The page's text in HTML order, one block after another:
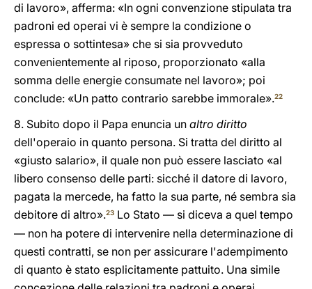
di lavoro», afferma: «In ogni convenzione stipulata tra
padroni ed operai vi è sempre la condizione o
espressa o sottintesa» che si sia provveduto
convenientemente al riposo, proporzionato «alla
somma delle energie consumate nel lavoro»; poi
conclude: «Un patto contrario sarebbe immorale».22
8. Subito dopo il Papa enuncia un altro diritto
dell'operaio in quanto persona. Si tratta del diritto al
«giusto salario», il quale non può essere lasciato «al
libero consenso delle parti: sicché il datore di lavoro,
pagata la mercede, ha fatto la sua parte, né sembra sia
debitore di altro».23 Lo Stato — si diceva a quel tempo
— non ha potere di intervenire nella determinazione di
questi contratti, se non per assicurare l'adempimento
di quanto è stato esplicitamente pattuito. Una simile